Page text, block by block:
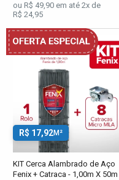
ou R$ 49,90 em até 2x de
R$ 24,95
R$ 17,92M²
KIT Cerca Alambrado de Aço
Fenix + Catraca - 1,00m X 50m